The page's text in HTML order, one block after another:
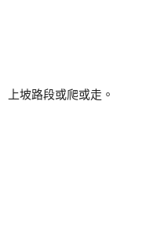
上坡路段或爬或走。